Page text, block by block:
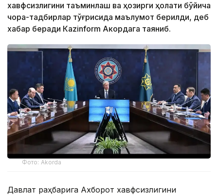
хавфсизлигини таъминлаш ва ҳозирги ҳолати бўйича
чора-тадбирлар тўғрисида маълумот берилди, деб
хабар беради Каzinform Акордага таяниб.
Фото: Akorda
Давлат раҳбарига Ахборот хавфсизлигини